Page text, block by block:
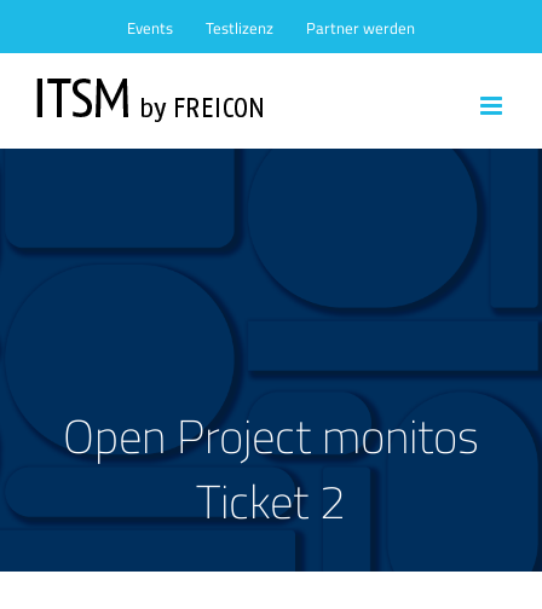
Inhalt
springen
Events Testlizenz Partner werden
Open Project monitos
Ticket 2